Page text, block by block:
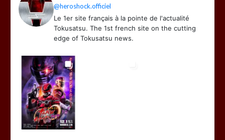
@heroshock.officiel
Le 1er site français à la pointe de l'actualité
Tokusatsu. The 1st french site on the cutting
edge of Tokusatsu news.